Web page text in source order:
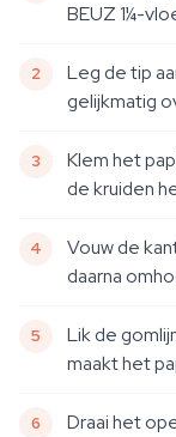
BEUZ 1¼-
Leg de tip
gelijkmatig
Klem het
de kruiden
Vouw de
daarna
Lik de
maakt het
Draai het